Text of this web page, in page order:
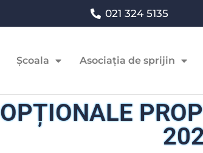
021 324 5135
Școala Asociația de sprijin